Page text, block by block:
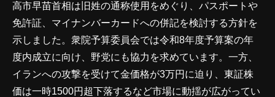
高市早苗首相は旧姓の通称使用をめぐり、パスポートや
免許証、マイナンバーカードへの併記を検討する方針を
示しました。衆院予算委員会では令和8年度予算案の年
度内成立に向け、野党にも協力を求めています。一方、
イランへの攻撃を受けて金価格が3万円に迫り、東証株
価は一時1500円超下落するなど市場に動揺が広がってい